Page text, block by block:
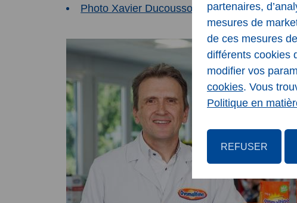
Photo Xavier Ducousso
partenaires,
mesures de
de ces mesures
différents cookies
modifier vos
cookies. Vous
Politique en
REFUSER